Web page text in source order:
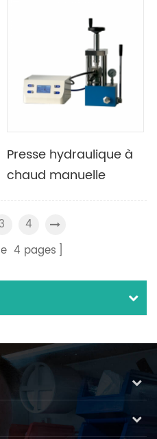
presse à huile
Presse hydraulique à
chaud manuelle
cylindrique-électrique
de laboratoire avec
moules de pressage à
chaud
3
4
4 pages